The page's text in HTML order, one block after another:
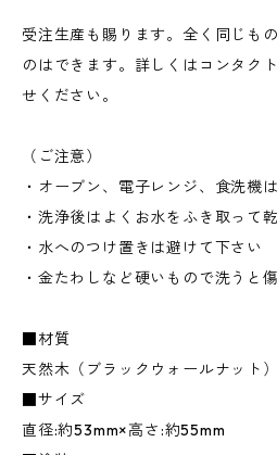
受注生産も賜ります。全く同じも
のはできます。詳しくはコンタク
せください。
（ご注意）
・オーブン、電子レンジ、食洗機
・洗浄後はよくお水をふき取って
・水へのつけ置きは避けて下さい
・金たわしなど硬いもので洗うと
■材質
天然木（ブラックウォールナット）
■サイズ
直径:約53mm×高さ:約55mm